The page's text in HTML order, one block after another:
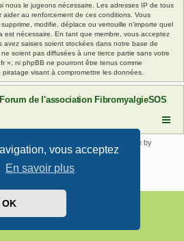
vous acceptez
En savoir plus
OK
nous le jugeons nécessaire. Les adresses IP de tous
au renforcement de ces conditions. Vous
modifie, déplace ou verrouille n’importe quel
est nécessaire. En tant que membre, vous acceptez
saisies soient stockées dans notre base de
soient pas diffusées à une tierce partie sans votre
», ni phpBB ne pourront être tenus comme
visant à compromettre les données.
Forum de l'association FibromyalgieSOS
Software © phpBB Limited | SE Square by
PhpBB3 BBCodes
parphpBB-fr.com